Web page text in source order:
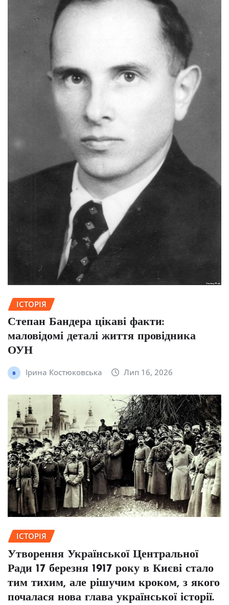
ІСТОРІЯ
Степан Бандера цікаві факти:
маловідомі деталі життя провідника
ОУН
Ірина Костюковська Лип 16, 2026
ІСТОРІЯ
Утворення Української Центральної
Ради 17 березня 1917 року в Києві стало
тим тихим, але рішучим кроком, з якого
почалася нова глава української історії.